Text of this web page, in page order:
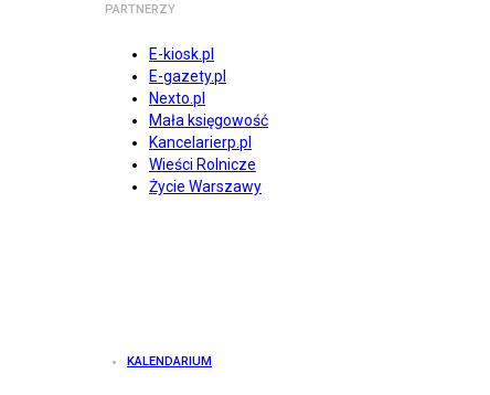
PARTNERZY
E-kiosk.pl
E-gazety.pl
Nexto.pl
Mała księgowość
Kancelarierp.pl
Wieści Rolnicze
Życie Warszawy
KALENDARIUM